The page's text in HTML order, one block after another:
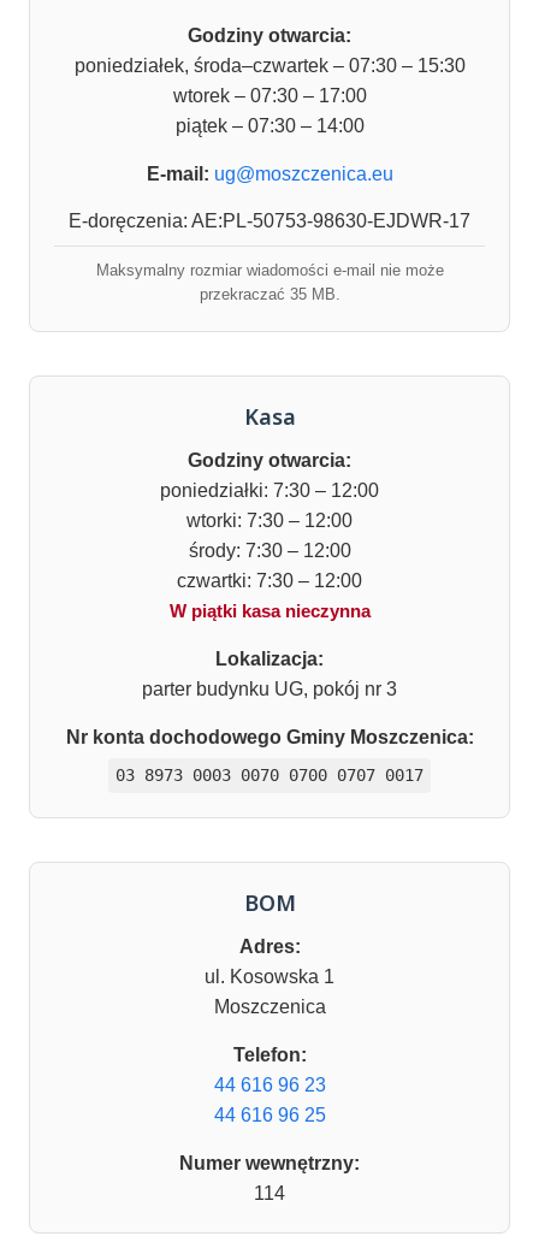
Godziny otwarcia:
poniedziałek, środa–czwartek – 07:30 – 15:30
wtorek – 07:30 – 17:00
piątek – 07:30 – 14:00
E-mail: ug@moszczenica.eu
E-doręczenia: AE:PL-50753-98630-EJDWR-17
Maksymalny rozmiar wiadomości e-mail nie może
przekraczać 35 MB.
Kasa
Godziny otwarcia:
poniedziałki: 7:30 – 12:00
wtorki: 7:30 – 12:00
środy: 7:30 – 12:00
czwartki: 7:30 – 12:00
W piątki kasa nieczynna
Lokalizacja:
parter budynku UG, pokój nr 3
Nr konta dochodowego Gminy Moszczenica:
03 8973 0003 0070 0700 0707 0017
BOM
Adres:
ul. Kosowska 1
Moszczenica
Telefon:
44 616 96 23
44 616 96 25
Numer wewnętrzny:
114